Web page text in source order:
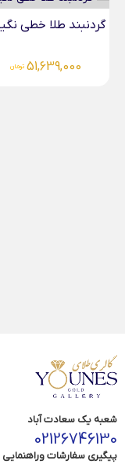
طلا خطی نگینی
51,639,000 تومان
شعبه یک سعادت آباد
02126746130
پیگیری سفارشات وراهنمایی